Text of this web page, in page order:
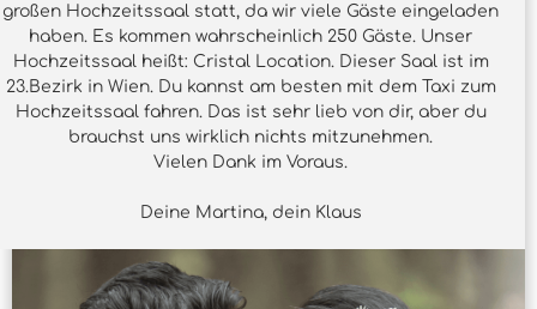
großen Hochzeitssaal statt, da wir viele Gäste eingeladen
haben. Es kommen wahrscheinlich 250 Gäste. Unser
Hochzeitssaal heißt: Cristal Location. Dieser Saal ist im
23.Bezirk in Wien. Du kannst am besten mit dem Taxi zum
Hochzeitssaal fahren. Das ist sehr lieb von dir, aber du
brauchst uns wirklich nichts mitzunehmen.
Vielen Dank im Voraus.
Deine Martina, dein Klaus